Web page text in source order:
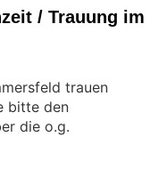
/ Trauung im
trauen
bitte den
die o.g.